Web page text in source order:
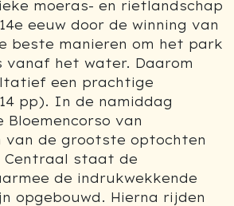
moeras- en rietlandschap
eeuw door de winning van
beste manieren om het park
vanaf het water. Daarom
een prachtige
pp). In de namiddag
Bloemencorso van
van de grootste optochten
Centraal staat de
de indrukwekkende
opgebouwd. Hierna rijden